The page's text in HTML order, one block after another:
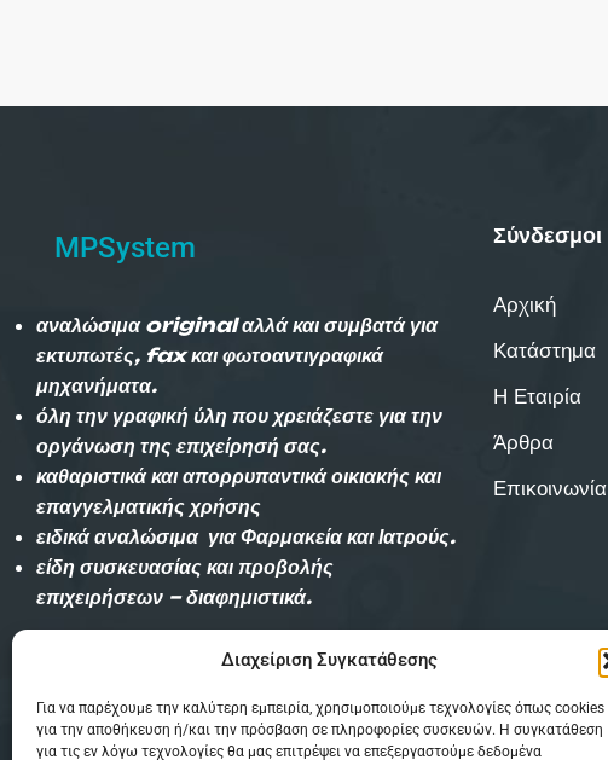
Διαχείριση Συγκατάθεσης
Για να παρέχουμε την καλύτερη εμπειρία, χρησιμοποιούμε τεχνολογίες όπως cookies
για την αποθήκευση ή/και την πρόσβαση σε πληροφορίες συσκευών. Η συγκατάθεση
για τις εν λόγω τεχνολογίες θα μας επιτρέψει να επεξεργαστούμε δεδομένα
MPSystem
αναλώσιμα original αλλά και συμβατά για
εκτυπωτές, fax και φωτοαντιγραφικά
μηχανήματα.
όλη την γραφική ύλη που χρειάζεστε για την
οργάνωση της επιχείρησή σας.
καθαριστικά και απορρυπαντικά οικιακής και
επαγγελματικής χρήσης
ειδικά αναλώσιμα για Φαρμακεία και Ιατρούς.
είδη συσκευασίας και προβολής
επιχειρήσεων – διαφημιστικά.
Αυθημερόν παράδοση εντός Θεσσαλονίκης
υπόλοιπη Ελλάδα με Courier.
Σύνδεσμοι
Αρχική
Κατάστημα
Η Εταιρία
Άρθρα
Επικοινωνία